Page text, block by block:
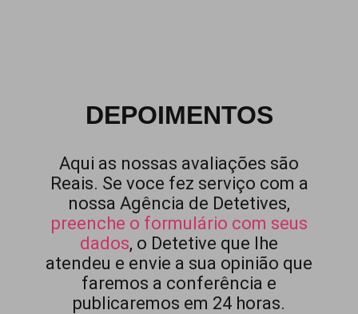
DEPOIMENTOS
Aqui as nossas avaliações são
Reais. Se voce fez serviço com a
nossa Agência de Detetives,
preenche o formulário com seus
dados, o Detetive que lhe
atendeu e envie a sua opinião que
faremos a conferência e
publicaremos em 24 horas.